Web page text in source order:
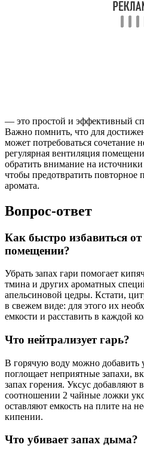
— это простой и эффективный
Важно помнить, что для
может потребоваться сочетание
регулярная вентиляция
обратить внимание на источники
чтобы предотвратить повторное
аромата.
Вопрос-ответ
Как быстро избавиться
помещении?
Убрать запах гари помогает
тмина и других ароматных
апельсиновой цедры. Кстати,
в свежем виде: для этого их
емкости и расставить в каждой
Что нейтрализует гарь?
В горячую воду можно
поглощает неприятные запахи,
запах горения. Уксус добавляют
соотношении 2 чайные ложки
оставляют емкость на плите на
кипении.
Что убивает запах дыма?